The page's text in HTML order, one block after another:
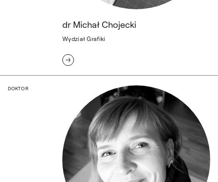
dr Michał Chojecki
Wydział Grafiki
dr Agnieszka Cieślikowska
DOKTOR